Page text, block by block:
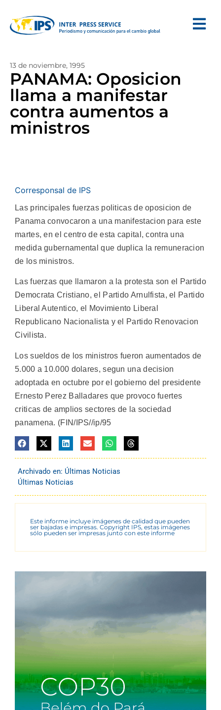
13 de noviembre, 1995
PANAMA: Oposicion
llama a manifestar
contra aumentos a
ministros
Corresponsal de IPS
Las principales fuerzas politicas de oposicion de
Panama convocaron a una manifestacion para este
martes, en el centro de esta capital, contra una
medida gubernamental que duplica la remuneracion
de los ministros.
Las fuerzas que llamaron a la protesta son el Partido
Democrata Cristiano, el Partido Arnulfista, el Partido
Liberal Autentico, el Movimiento Liberal
Republicano Nacionalista y el Partido Renovacion
Civilista.
Los sueldos de los ministros fueron aumentados de
5.000 a 10.000 dolares, segun una decision
adoptada en octubre por el gobierno del presidente
Ernesto Perez Balladares que provoco fuertes
criticas de amplios sectores de la sociedad
panamena. (FIN/IPS//ip/95
Archivado en: Últimas Noticias
Últimas Noticias
Este informe incluye imágenes de calidad que pueden
ser bajadas e impresas. Copyright IPS, estas imágenes
sólo pueden ser impresas junto con este informe